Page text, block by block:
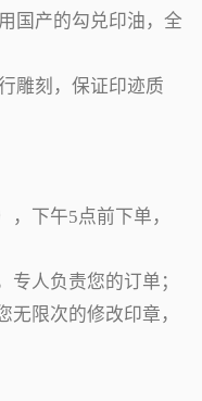
国产的勾兑印油，全
雕刻，保证印迹质
，下午5点前下单，
专人负责您的订单；
无限次的修改印章，